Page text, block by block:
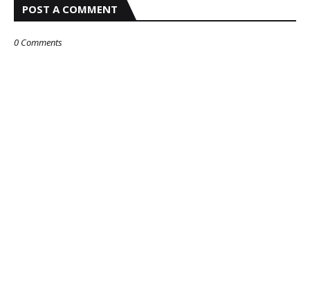
POST A COMMENT
0 Comments